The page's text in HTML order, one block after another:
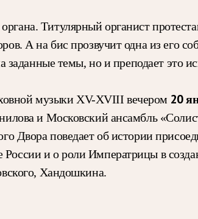
Титулярный органист
А на бис прозвучит одна из его
темы, но и преподает это
музыки ХV-ХVIII вечером 20
и Московский ансамбль
Двора поведает об истории
и о роли Императрицы в
Хандошкина.